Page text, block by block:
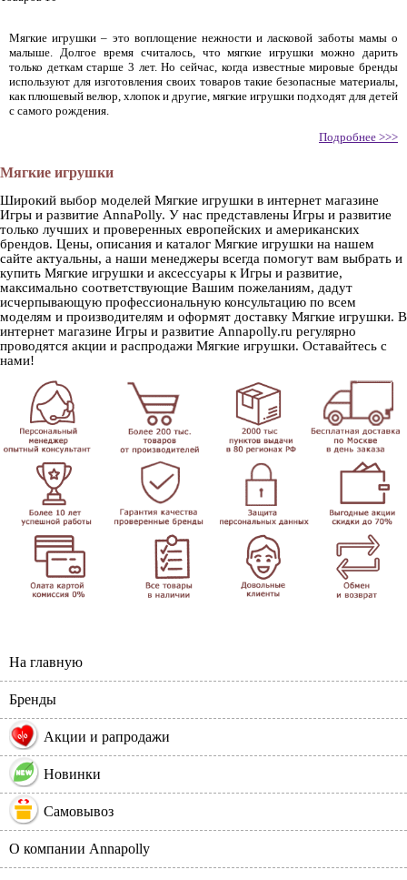
Мягкие игрушки – это воплощение нежности и ласковой заботы мамы о
малыше. Долгое время считалось, что мягкие игрушки можно дарить
только деткам старше 3 лет. Но сейчас, когда известные мировые бренды
используют для изготовления своих товаров такие безопасные материалы,
как плюшевый велюр, хлопок и другие, мягкие игрушки подходят для детей
с самого рождения.
Подробнее >>>
Мягкие игрушки
Широкий выбор моделей Мягкие игрушки в интернет магазине
Игры и развитие AnnaPolly. У нас представлены Игры и развитие
только лучших и проверенных европейских и американских
брендов. Цены, описания и каталог Мягкие игрушки на нашем
сайте актуальны, а наши менеджеры всегда помогут вам выбрать и
купить Мягкие игрушки и аксессуары к Игры и развитие,
максимально соответствующие Вашим пожеланиям, дадут
исчерпывающую профессиональную консультацию по всем
моделям и производителям и оформят доставку Мягкие игрушки. В
интернет магазине Игры и развитие Annapolly.ru регулярно
проводятся акции и распродажи Мягкие игрушки. Оставайтесь с
нами!
На главную
Бренды
% Акции и рапродажи
Новинки
Самовывоз
О компании Annapolly